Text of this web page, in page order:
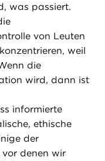
was passiert.
von Leuten
konzentrieren, weil
die
wird, dann ist
informierte
ethische
der
denen wir